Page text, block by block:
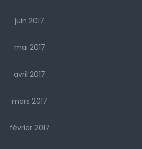
juin 2017
mai 2017
avril 2017
mars 2017
février 2017